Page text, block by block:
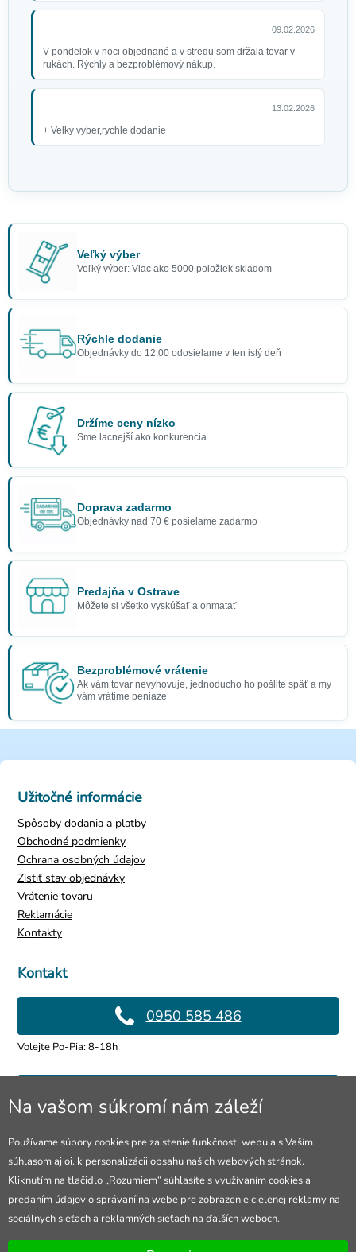
09.02.2026
V pondelok v noci objednané a v stredu som držala tovar v
rukách. Rýchly a bezproblémový nákup.
13.02.2026
+ Velky vyber,rychle dodanie
Veľký výber
Veľký výber: Viac ako 5000 položiek skladom
Rýchle dodanie
Objednávky do 12:00 odosielame v ten istý deň
Držíme ceny nízko
Sme lacnejší ako konkurencia
Doprava zadarmo
Objednávky nad 70 € posielame zadarmo
Predajňa v Ostrave
Môžete si všetko vyskúšať a ohmatať
Bezproblémové vrátenie
Ak vám tovar nevyhovuje, jednoducho ho pošlite späť a my
vám vrátime peniaze
Kontakt
0950 585 486
Volejte Po-Pia: 8-18h
info@4lol.cz
Predajňa v Ostrave
28. října 250, Ostrava
Otevřeno Po-Pia: 10-18h
Užitočné informácie
Spôsoby dodania a platby
Obchodné podmienky
Ochrana osobných údajov
Zistiť stav objednávky
Vrátenie tovaru
Reklamácie
Kontakty
Na vašom súkromí nám záleží
Používame súbory cookies pre zaistenie funkčnosti webu a s Vaším
súhlasom aj oi. k personalizácii obsahu našich webových stránok.
Kliknutím na tlačidlo „Rozumiem“ súhlasíte s využívaním cookies a
predaním údajov o správaní na webe pre zobrazenie cielenej reklamy na
sociálnych sieťach a reklamných sieťach na ďalších weboch.